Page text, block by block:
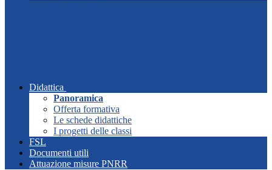
Didattica
Panoramica
Offerta formativa
Le schede didattiche
I progetti delle classi
FSL
Documenti utili
Attuazione misure PNRR